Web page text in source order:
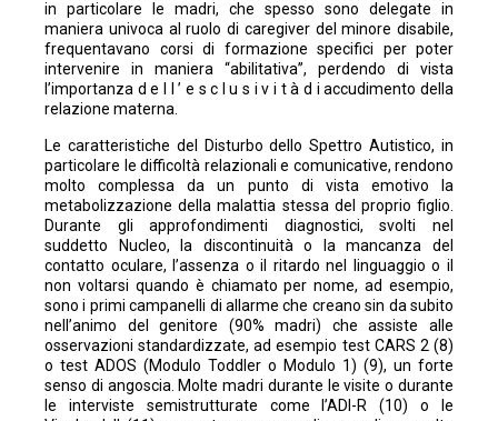
in particolare le madri, che spesso sono delegate in
maniera univoca al ruolo di caregiver del minore disabile,
frequentavano corsi di formazione specifici per poter
intervenire in maniera “abilitativa”, perdendo di vista
l’importanza d e l l ’ e s c l u s i v i t à d i accudimento della
relazione materna.
Le caratteristiche del Disturbo dello Spettro Autistico, in
particolare le difficoltà relazionali e comunicative, rendono
molto complessa da un punto di vista emotivo la
metabolizzazione della malattia stessa del proprio figlio.
Durante gli approfondimenti diagnostici, svolti nel
suddetto Nucleo, la discontinuità o la mancanza del
contatto oculare, l’assenza o il ritardo nel linguaggio o il
non voltarsi quando è chiamato per nome, ad esempio,
sono i primi campanelli di allarme che creano sin da subito
nell’animo del genitore (90% madri) che assiste alle
osservazioni standardizzate, ad esempio test CARS 2 (8)
o test ADOS (Modulo Toddler o Modulo 1) (9), un forte
senso di angoscia. Molte madri durante le visite o durante
le interviste semistrutturate come l’ADI-R (10) o le